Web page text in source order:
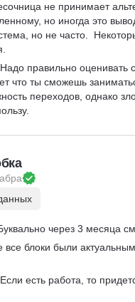
не принимает
но иногда это
но не часто.
Надо правильно оценивать
что ты сможешь
переходов, однако
через 3 месяца
все блоки были
Если есть работа, то